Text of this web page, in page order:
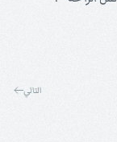
التالي